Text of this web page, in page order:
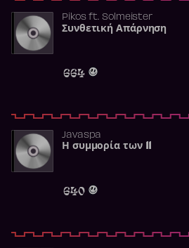
Pikosft. Solmeister
Συνθετική Απάρνηση
664
Javaspa
Η συμμορία των 11
640